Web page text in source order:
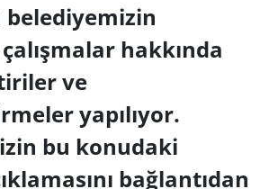
belediyemizin
hakkında
ve
yapılıyor.
bu konudaki
bağlantıdan